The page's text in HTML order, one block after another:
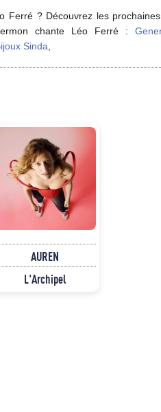
Ferré ? Découvrez les
chante Léo Ferré :
Sinda
AUREN
L'Archipel